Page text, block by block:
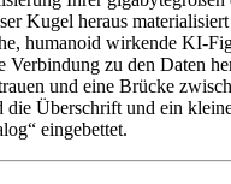
Kugel heraus
humanoid wirkende KI-
Verbindung zu den Daten
und eine Brücke
die Überschrift und ein
eingebettet.